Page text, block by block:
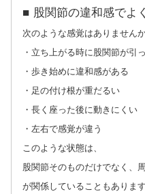
■ 股関節の違和感でよ
次のような感覚はありません
・立ち上がる時に股関節が引
・歩き始めに違和感がある
・足の付け根が重だるい
・長く座った後に動きにくい
・左右で感覚が違う
このような状態は、
股関節そのものだけでなく、
が関係していることもあります